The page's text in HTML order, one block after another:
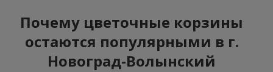
Почему цветочные корзины
остаются популярными в г.
Новоград-Волынский